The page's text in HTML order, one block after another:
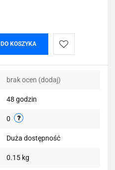
DO KOSZYKA
Do
brak ocen (dodaj)
48 godzin
0
Duża dostępność
0.15 kg